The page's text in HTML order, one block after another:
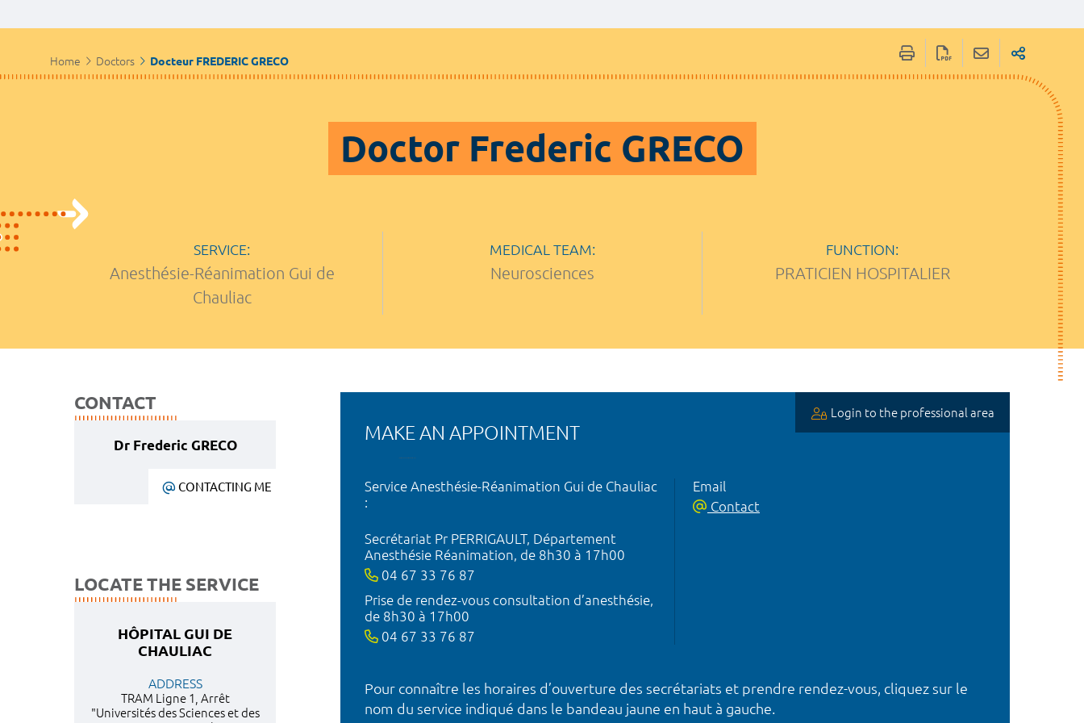
Home Doctors Docteur FREDERIC GRECO
Doctor Frederic GRECO
SERVICE:
Anesthésie-Réanimation Gui de
Chauliac
MEDICAL TEAM:
Neurosciences
FUNCTION:
PRATICIEN HOSPITALIER
CONTACT
Dr Frederic GRECO
CONTACTING ME
LOCATE THE SERVICE
HÔPITAL GUI DE
CHAULIAC
ADDRESS
TRAM Ligne 1, Arrêt
"Universités des Sciences et des
MAKE AN APPOINTMENT
Login to the professional area
Service Anesthésie-Réanimation Gui de Chauliac
:
Secrétariat Pr PERRIGAULT, Département
Anesthésie Réanimation, de 8h30 à 17h00
04 67 33 76 87
Prise de rendez-vous consultation d’anesthésie,
de 8h30 à 17h00
04 67 33 76 87
Email
Contact
Pour connaître les horaires d’ouverture des secrétariats et prendre rendez-vous, cliquez sur le
nom du service indiqué dans le bandeau jaune en haut à gauche.